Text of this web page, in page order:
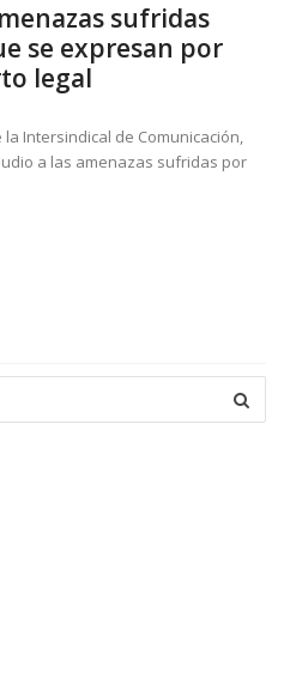
sufridas
se expresan por
legal
Intersindical de Comunicación,
a las amenazas sufridas por